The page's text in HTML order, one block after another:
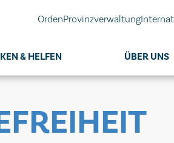
OrdenProvinzverwaltung
& HELFEN ÜBER UNS